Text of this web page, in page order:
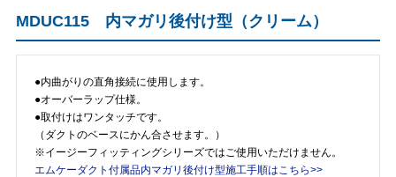
MDUC115 内マガリ後付け型（クリーム）
●内曲がりの直角接続に使用します。
●オーバーラップ仕様。
●取付けはワンタッチです。
（ダクトのベースにかん合させます。）
※イージーフィッティングシリーズではご使用いただけません。
エムケーダクト付属品内マガリ後付け型施工手順はこちら>>